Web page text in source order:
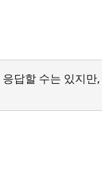
답할 수는 있지